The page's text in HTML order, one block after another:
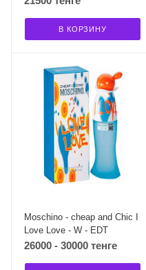
В КОРЗИНУ
Moschino - cheap and Chic I
Love Love - W - EDT
26000 - 30000 тенге